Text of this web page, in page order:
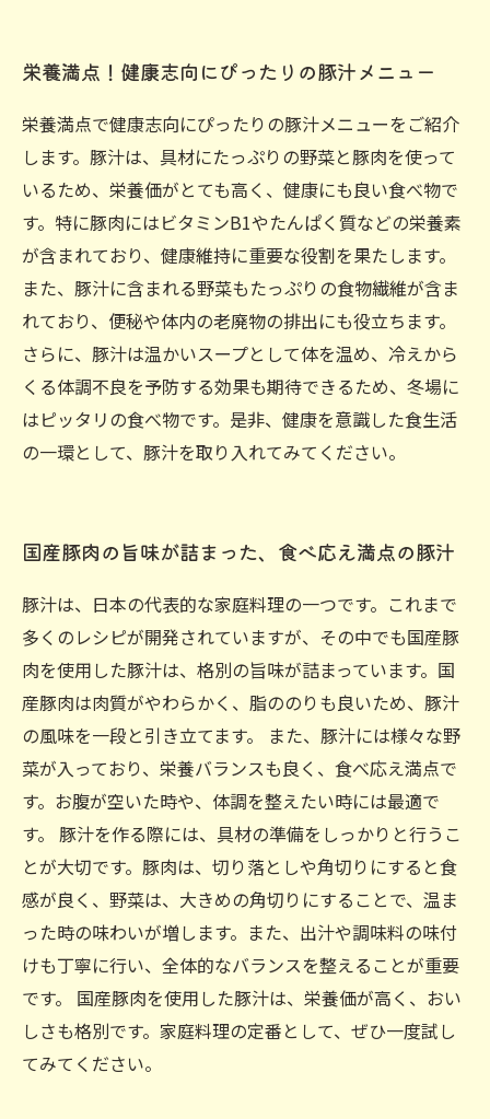
栄養満点！健康志向にぴったりの豚汁メニュー
栄養満点で健康志向にぴったりの豚汁メニューをご紹介
します。豚汁は、具材にたっぷりの野菜と豚肉を使って
いるため、栄養価がとても高く、健康にも良い食べ物で
す。特に豚肉にはビタミンB1やたんぱく質などの栄養素
が含まれており、健康維持に重要な役割を果たします。
また、豚汁に含まれる野菜もたっぷりの食物繊維が含ま
れており、便秘や体内の老廃物の排出にも役立ちます。
さらに、豚汁は温かいスープとして体を温め、冷えから
くる体調不良を予防する効果も期待できるため、冬場に
はピッタリの食べ物です。是非、健康を意識した食生活
の一環として、豚汁を取り入れてみてください。
国産豚肉の旨味が詰まった、食べ応え満点の豚汁
豚汁は、日本の代表的な家庭料理の一つです。これまで
多くのレシピが開発されていますが、その中でも国産豚
肉を使用した豚汁は、格別の旨味が詰まっています。国
産豚肉は肉質がやわらかく、脂ののりも良いため、豚汁
の風味を一段と引き立てます。 また、豚汁には様々な野
菜が入っており、栄養バランスも良く、食べ応え満点で
す。お腹が空いた時や、体調を整えたい時には最適で
す。 豚汁を作る際には、具材の準備をしっかりと行うこ
とが大切です。豚肉は、切り落としや角切りにすると食
感が良く、野菜は、大きめの角切りにすることで、温ま
った時の味わいが増します。また、出汁や調味料の味付
けも丁寧に行い、全体的なバランスを整えることが重要
です。 国産豚肉を使用した豚汁は、栄養価が高く、おい
しさも格別です。家庭料理の定番として、ぜひ一度試し
てみてください。